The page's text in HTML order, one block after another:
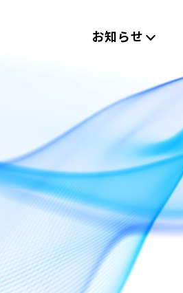
お知らせ